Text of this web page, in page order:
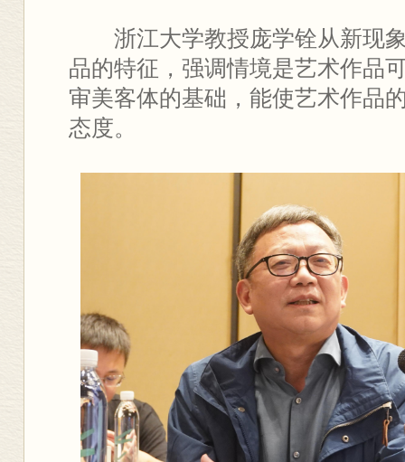
浙江大学教授庞学铨从新现
品的特征，强调情境是艺术作品
审美客体的基础，能使艺术作品
态度。